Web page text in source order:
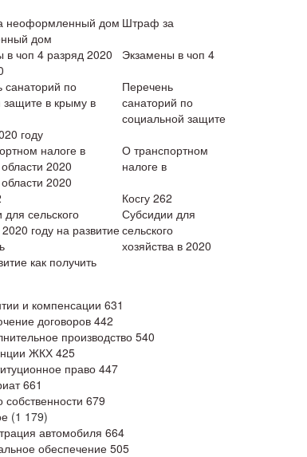
Штраф за
дом
Экзамены в чоп 4
Перечень
санаторий по
социальной защите
году
О транспортном
налоге в
2020
Косгу 262
Субсидии для
сельского
хозяйства в 2020
как получить
и компенсации 631
договоров 442
производство 540
ЖКХ 425
право447
661
собственности 679
(1 179)
автомобиля 664
обеспечение 505